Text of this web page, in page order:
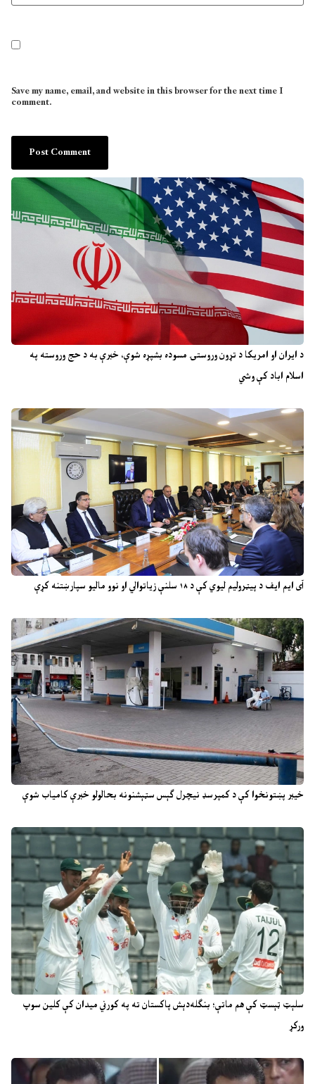
د ایران او امریکا د تړون وروستۍ مسوده بشپړه شوې، خبرې به د حج وروسته په
اسلام اباد کې وشي
آی ایم ایف د پیټرولیم لیوي کې د ۱۸ سلنې زیاتوالي او نوو مالیو سپارښتنه کړې
خیبر پښتونخوا کې د کمپرسډ نیچرل ګېس سټېشنونه بحالولو خبرې کامیاب شوې
سلېټ ټېسټ کې هم ماتې؛ بنګله‌دېش پاکستان ته په کورني میدان کې کلین سوپ
ورکړ
Save my name, email, and website in this browser for the next time I
comment.